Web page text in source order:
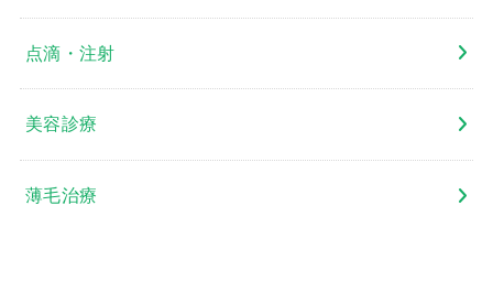
点滴・注射
美容診療
薄毛治療